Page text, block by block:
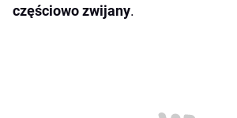
częściowo zwijany.